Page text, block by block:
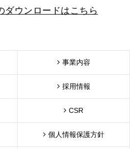
ダウンロードはこちら
事業内容
採用情報
CSR
個人情報保護方針